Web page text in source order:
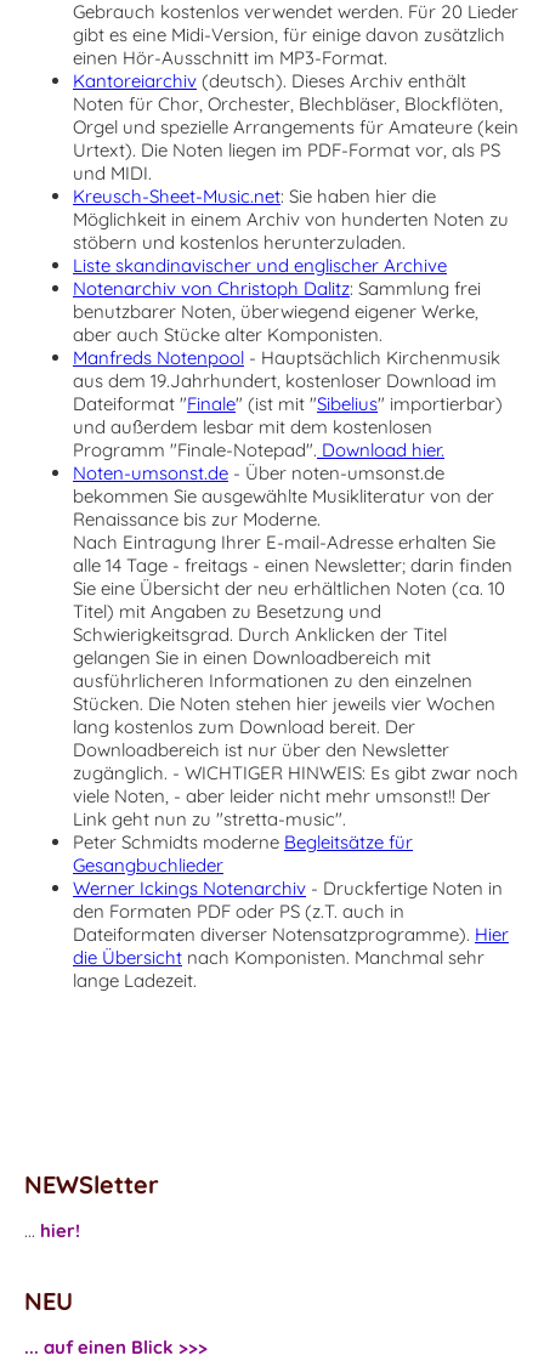
Gebrauch kostenlos verwendet werden. Für 20 Lieder
gibt es eine Midi-Version, für einige davon zusätzlich
einen Hör-Ausschnitt im MP3-Format.
Kantoreiarchiv (deutsch). Dieses Archiv enthält
Noten für Chor, Orchester, Blechbläser, Blockflöten,
Orgel und spezielle Arrangements für Amateure (kein
Urtext). Die Noten liegen im PDF-Format vor, als PS
und MIDI.
Kreusch-Sheet-Music.net: Sie haben hier die
Möglichkeit in einem Archiv von hunderten Noten zu
stöbern und kostenlos herunterzuladen.
Liste skandinavischer und englischer Archive
Notenarchiv von Christoph Dalitz: Sammlung frei
benutzbarer Noten, überwiegend eigener Werke,
aber auch Stücke alter Komponisten.
Manfreds Notenpool - Hauptsächlich Kirchenmusik
aus dem 19.Jahrhundert, kostenloser Download im
Dateiformat "Finale" (ist mit "Sibelius" importierbar)
und außerdem lesbar mit dem kostenlosen
Programm "Finale-Notepad". Download hier.
Noten-umsonst.de - Über noten-umsonst.de
bekommen Sie ausgewählte Musikliteratur von der
Renaissance bis zur Moderne.
Nach Eintragung Ihrer E-mail-Adresse erhalten Sie
alle 14 Tage - freitags - einen Newsletter; darin finden
Sie eine Übersicht der neu erhältlichen Noten (ca. 10
Titel) mit Angaben zu Besetzung und
Schwierigkeitsgrad. Durch Anklicken der Titel
gelangen Sie in einen Downloadbereich mit
ausführlicheren Informationen zu den einzelnen
Stücken. Die Noten stehen hier jeweils vier Wochen
lang kostenlos zum Download bereit. Der
Downloadbereich ist nur über den Newsletter
zugänglich. - WICHTIGER HINWEIS: Es gibt zwar noch
viele Noten, - aber leider nicht mehr umsonst!! Der
Link geht nun zu "stretta-music".
Peter Schmidts moderne Begleitsätze für
Gesangbuchlieder
Werner Ickings Notenarchiv - Druckfertige Noten in
den Formaten PDF oder PS (z.T. auch in
Dateiformaten diverser Notensatzprogramme). Hier
die Übersicht nach Komponisten. Manchmal sehr
lange Ladezeit.
NEWSletter
... hier!
NEU
... auf einen Blick >>>